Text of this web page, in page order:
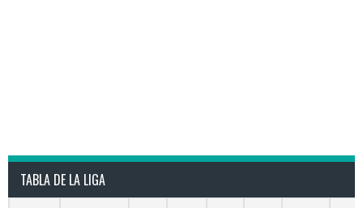
TABLA DE LA LIGA